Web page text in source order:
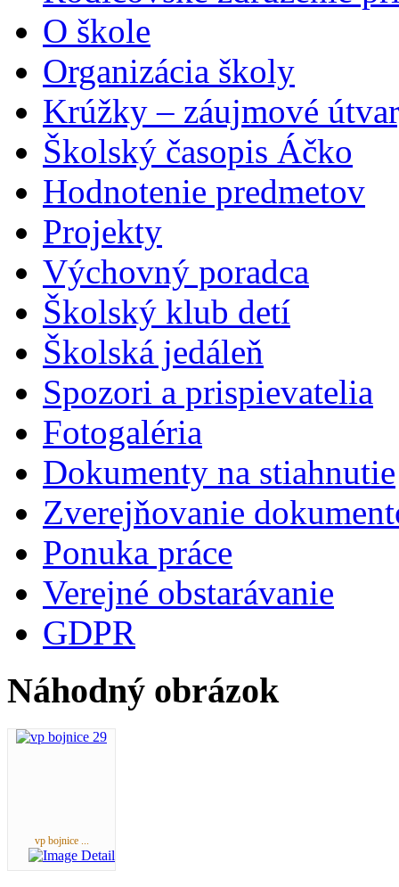
O škole
Organizácia školy
Krúžky – záujmové
Školský časopis Áčko
Hodnotenie predmetov
Projekty
Výchovný poradca
Školský klub detí
Školská jedáleň
Spozori a prispievatelia
Fotogaléria
Dokumenty na stiahnutie
Zverejňovanie
Ponuka práce
Verejné obstarávanie
GDPR
Náhodný obrázok
vp bojnice ...